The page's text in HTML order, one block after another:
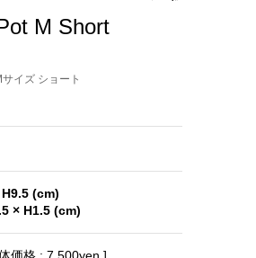
M Short
イズ ショート
(cm)
× H1.5 (cm)
価格 : 7,500yen ]